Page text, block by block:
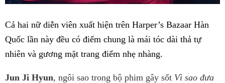
Cả hai nữ diễn viên xuất hiện trên Harper’s Bazaar Hàn
Quốc lần này đều có điểm chung là mái tóc dài thả tự
nhiên và gương mặt trang điểm nhẹ nhàng.
Jun Ji Hyun, ngôi sao trong bộ phim gây sốt Vì sao đưa